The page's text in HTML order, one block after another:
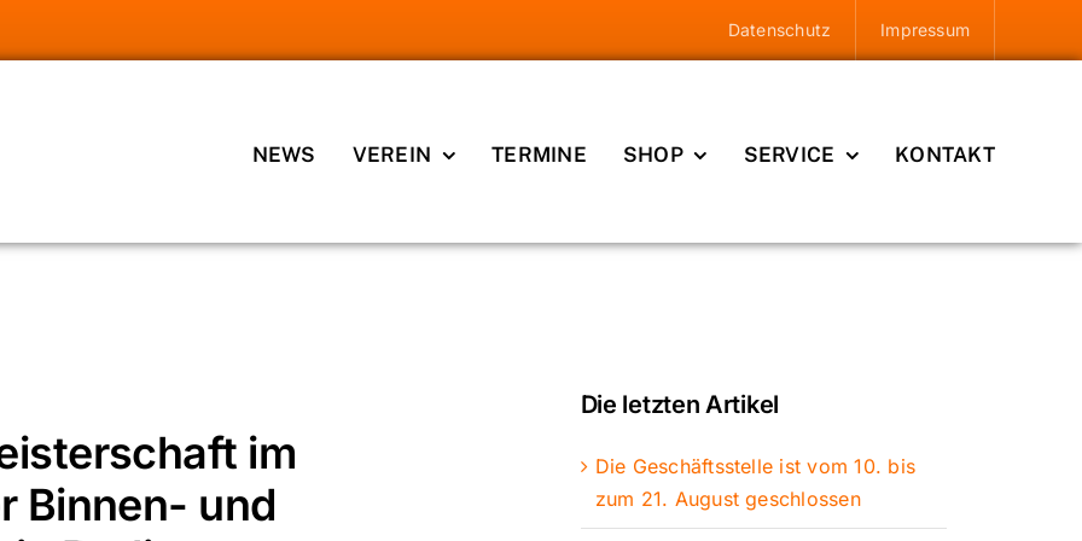
Datenschutz Impressum
NEWS VEREIN TERMINE SHOP SERVICE KONTAKT
im
Binnen- und
Die letzten Artikel
Die Geschäftsstelle ist vom 10. bis
zum 21. August geschlossen